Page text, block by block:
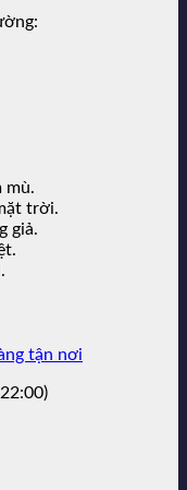
mù.
trời.
giả.
tận nơi